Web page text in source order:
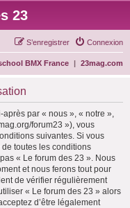
23
Connexion
S’enregistrer
23mag.com
|
BMX France
par « nous », « notre »,
forum23 »), vous
suivantes. Si vous
de toutes les conditions
« Le forum des 23 ». Nous
et nous ferons tout pour
de vérifier régulièrement
« Le forum des 23 » alors
d’être légalement